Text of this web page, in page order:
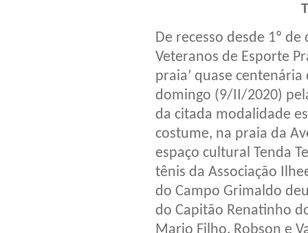
De recesso desde 1º
Veteranos de Esporte
praia’ quase
domingo (9/II/2020)
da citada modalidade
costume, na praia da
espaço cultural Tenda
tênis da Associação
do Campo Grimaldo
do Capitão Renatinho
Mario Filho, Robson e